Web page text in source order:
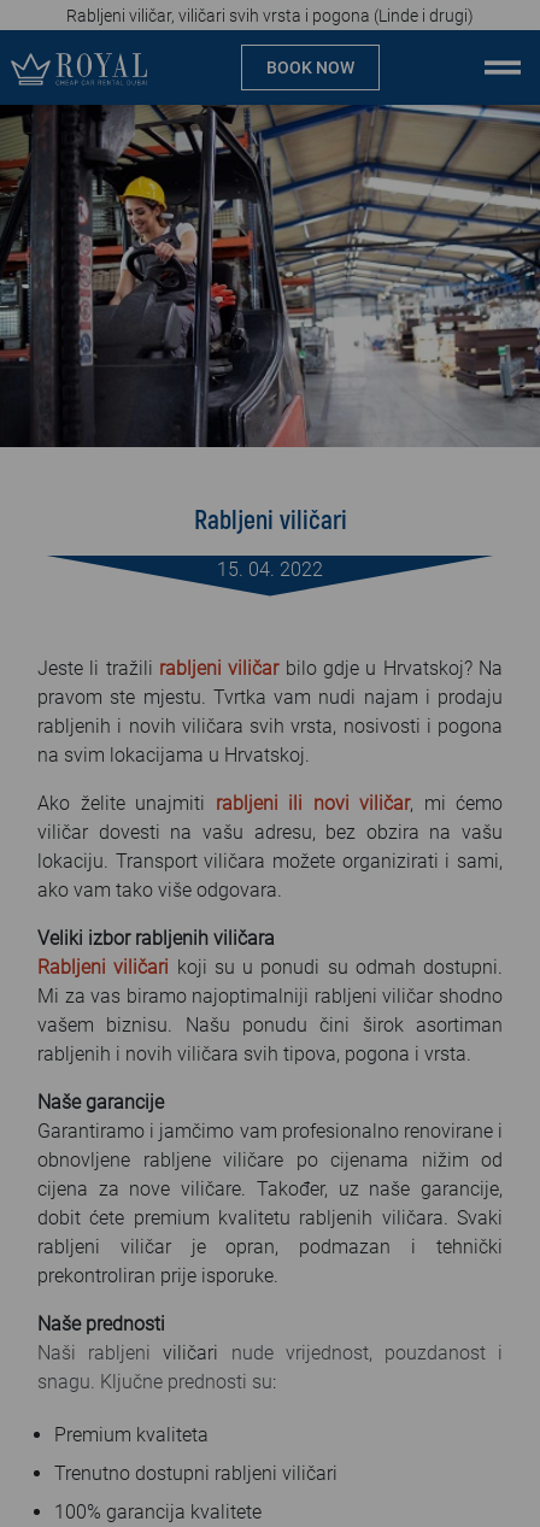
Rabljeni viličar, viličari svih vrsta i pogona (Linde i drugi)
BOOK NOW
Cheap car rental Dubai
Company
Specialties
Locations
Car rental
FAQ
Contact
Rabljeni viličari
15. 04. 2022
Jeste li tražili rabljeni viličarbilo gdje u Hrvatskoj? Na
pravom ste mjestu. Tvrtka vam nudi najam i prodaju
rabljenih i novih viličara svih vrsta, nosivosti i pogona
na svim lokacijama u Hrvatskoj.
Ako želite unajmiti rabljeni ili novi viličar, mi ćemo
viličar dovesti na vašu adresu, bez obzira na vašu
lokaciju. Transport viličara možete organizirati i sami,
ako vam tako više odgovara.
Veliki izbor rabljenih viličara
Rabljeni viličari koji su u ponudi su odmah dostupni.
Mi za vas biramo najoptimalniji rabljeni viličar shodno
vašem biznisu. Našu ponudu čini širok asortiman
rabljenih i novih viličara svih tipova, pogona i vrsta.
Naše garancije
Garantiramo i jamčimo vam profesionalno renovirane i
obnovljene rabljene viličare po cijenama nižim od
cijena za nove viličare. Također, uz naše garancije,
dobit ćete premium kvalitetu rabljenih viličara. Svaki
rabljeni viličar je opran, podmazan i tehnički
prekontroliran prije isporuke.
Naše prednosti
Naši rabljeniviličari nude vrijednost, pouzdanost i
snagu. Ključne prednosti su:
Premium kvaliteta
Trenutno dostupni rabljeni viličari
100% garancija kvalitete